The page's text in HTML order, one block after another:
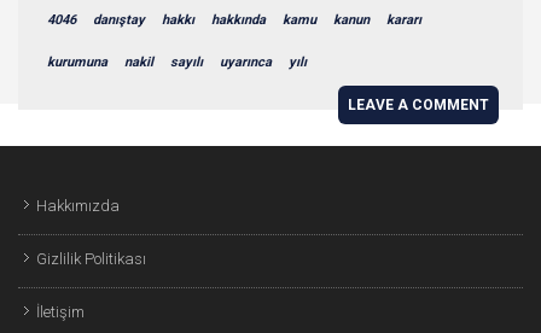
4046 danıştay hakkı hakkında kamu kanun kararı
kurumuna nakil sayılı uyarınca yılı
LEAVE A COMMENT
Hakkımızda
Gizlilik Politikası
İletişim